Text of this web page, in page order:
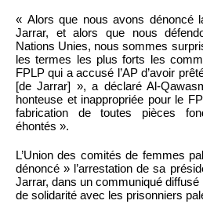
« Alors que nous avons dénoncé
Jarrar, et alors que nous
Nations Unies, nous sommes
les termes les plus forts les
FPLP qui a accusé l’AP d’avoir
[de Jarrar] », a déclaré Al-
honteuse et inappropriée pour le
fabrication de toutes pièces
éhontés ».
L’Union des comités de femmes
dénoncé » l’arrestation de sa
Jarrar, dans un communiqué diffusé
de solidarité avec les prisonniers